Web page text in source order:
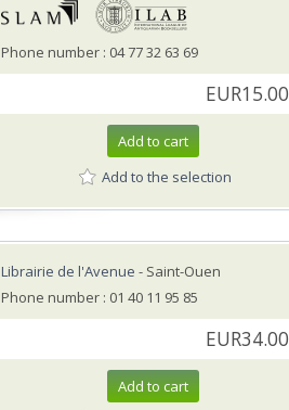
Phone number : 04 77 32 63 69
EUR15.00
Add to cart
Add to the selection
Librairie de l'Avenue - Saint-Ouen
Phone number : 01 40 11 95 85
EUR34.00
Add to cart